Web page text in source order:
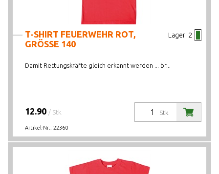
Lager: 2
T-SHIRT FEUERWEHR ROT,
GRÖSSE 140
Damit Rettungskräfte gleich erkannt werden ... br...
Stk.
12.90 / Stk.
Artikel-Nr.: 22360